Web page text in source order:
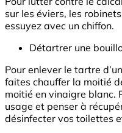
sur les éviers, les
essuyez avec un chiffon.
Détartrer une
Pour enlever le tartre
faites chauffer la moitié
moitié en vinaigre blanc.
usage et penser à
désinfecter vos toilettes